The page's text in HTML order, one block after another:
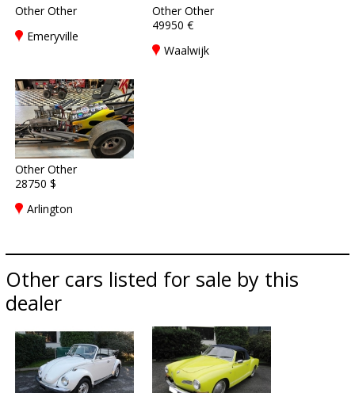
Other Other
Emeryville
Other Other
49950 €
Waalwijk
Other Other
28750 $
Arlington
Other cars listed for sale by this
dealer